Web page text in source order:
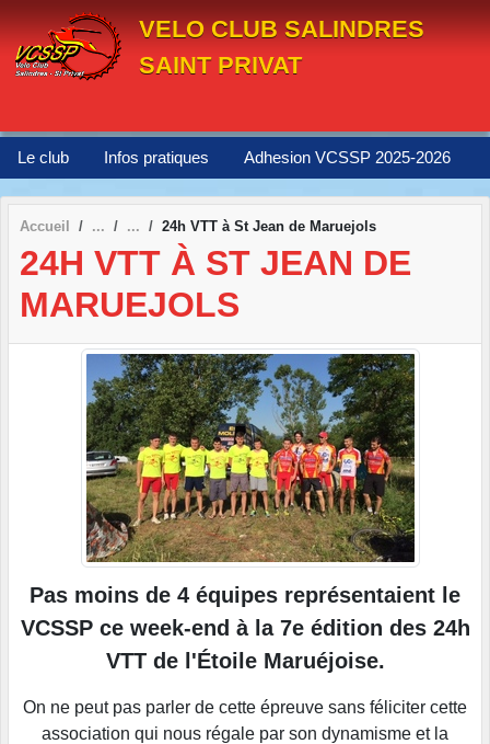
VELO CLUB SALINDRES
SAINT PRIVAT
Le club Infos pratiques Adhesion VCSSP 2025-2026
Accueil 24h VTT à St Jean de Maruejols
24H VTT À ST JEAN DE
MARUEJOLS
Pas moins de 4 équipes représentaient le
VCSSP ce week-end à la 7e édition des 24h
VTT de l'Étoile Maruéjoise.
On ne peut pas parler de cette épreuve sans féliciter cette
association qui nous régale par son dynamisme et la
Panneau de gestion des cookies